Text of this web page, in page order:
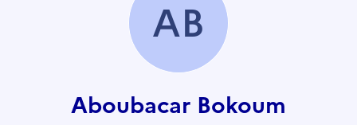
AB
Aboubacar Bokoum